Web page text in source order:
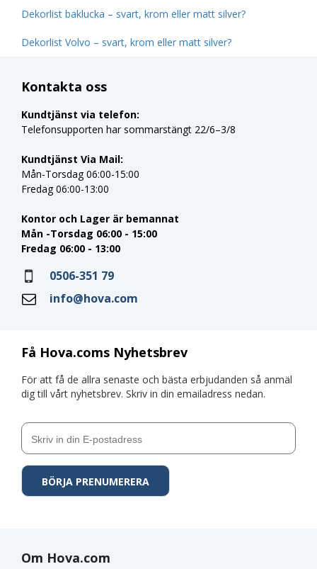
Dekorlist baklucka – svart, krom eller matt silver?
Dekorlist Volvo – svart, krom eller matt silver?
Få Hova.coms Nyhetsbrev
För att få de allra senaste och bästa erbjudanden så anmäl
dig till vårt nyhetsbrev. Skriv in din emailadress nedan.
Kontakta oss
Kundtjänst via telefon:
Telefonsupporten har sommarstängt 22/6–3/8
Kundtjänst Via Mail:
Mån-Torsdag 06:00-15:00
Fredag 06:00-13:00
Kontor och Lager är bemannat
Mån -Torsdag 06:00 - 15:00
Fredag 06:00 - 13:00
0506-351 79
info@hova.com
Om Hova.com